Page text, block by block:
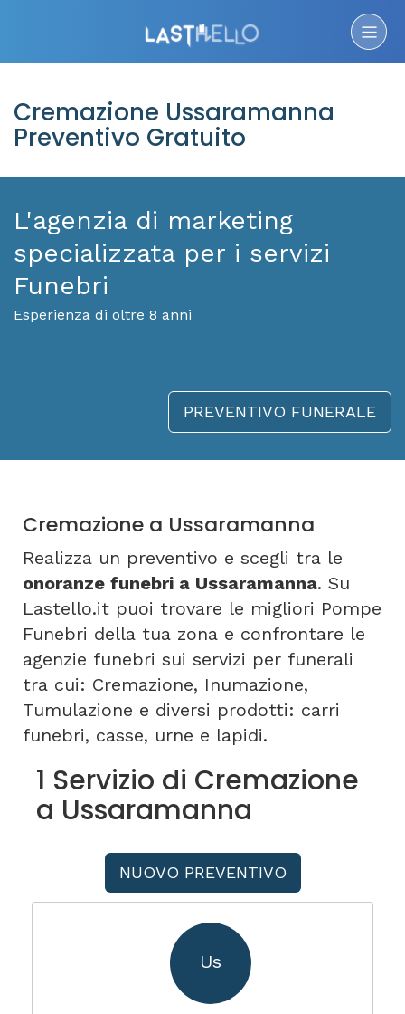
Cremazione Ussaramanna
Preventivo Gratuito
L'agenzia di marketing
specializzata per i servizi
Funebri
Esperienza di oltre 8 anni
PREVENTIVO FUNERALE
Cremazione a Ussaramanna
Realizza un preventivo e scegli tra le
onoranze funebri a Ussaramanna. Su
Lastello.it puoi trovare le migliori Pompe
Funebri della tua zona e confrontare le
agenzie funebri sui servizi per funerali
tra cui: Cremazione, Inumazione,
Tumulazione e diversi prodotti: carri
funebri, casse, urne e lapidi.
1 Servizio di Cremazione
a Ussaramanna
NUOVO PREVENTIVO
Us